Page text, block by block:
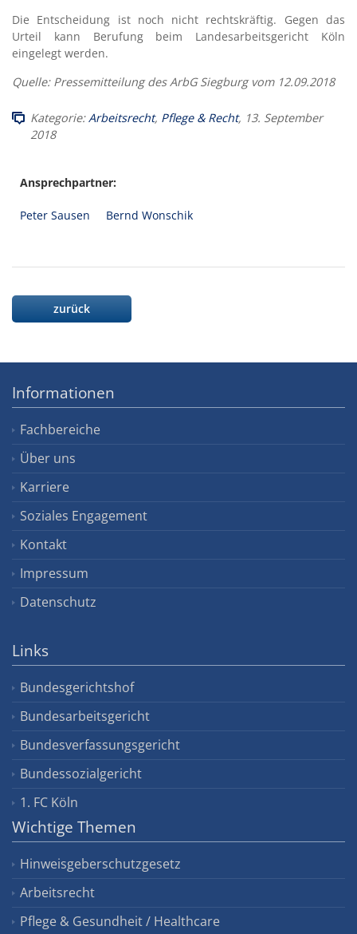
Die Entscheidung ist noch nicht rechtskräftig. Gegen das
Urteil kann Berufung beim Landesarbeitsgericht Köln
eingelegt werden.
Quelle: Pressemitteilung des ArbG Siegburg vom 12.09.2018
Kategorie:Arbeitsrecht, Pflege & Recht, 13. September
2018
Ansprechpartner:
Peter Sausen Bernd Wonschik
zurück
Informationen
Fachbereiche
Über uns
Karriere
Soziales Engagement
Kontakt
Impressum
Datenschutz
Links
Bundesgerichtshof
Bundesarbeitsgericht
Bundesverfassungsgericht
Bundessozialgericht
1. FC Köln
Wichtige Themen
Hinweisgeberschutzgesetz
Arbeitsrecht
Pflege & Gesundheit / Healthcare